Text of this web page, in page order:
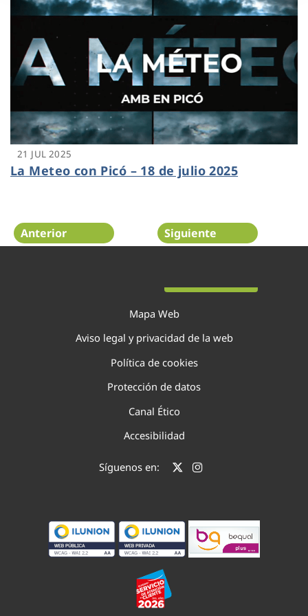
21 JUL 2025
La Meteo con Picó – 18 de julio 2025
Anterior Siguiente
Mapa Web
Aviso legal y privacidad de la web
Política de cookies
Protección de datos
Canal Ético
Accesibilidad
Síguenos en: